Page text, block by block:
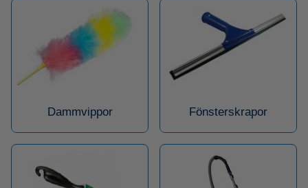
Dammvippor Fönsterskrapor